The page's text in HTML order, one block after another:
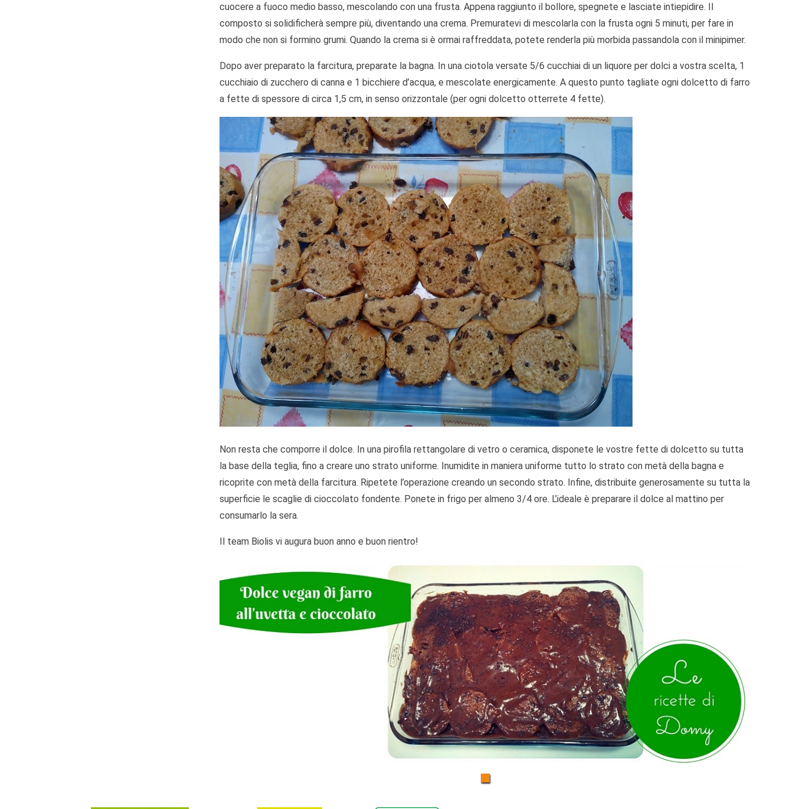
cuocere a fuoco medio basso, mescolando con una frusta. Appena raggiunto il bollore, spegnete e lasciate intiepidire. Il
composto si solidificherà sempre più, diventando una crema. Premuratevi di mescolarla con la frusta ogni 5 minuti, per fare in
modo che non si formino grumi. Quando la crema si è ormai raffreddata, potete renderla più morbida passandola con il minipimer.
Dopo aver preparato la farcitura, preparate la bagna. In una ciotola versate 5/6 cucchiai di un liquore per dolci a vostra scelta, 1
cucchiaio di zucchero di canna e 1 bicchiere d’acqua, e mescolate energicamente. A questo punto tagliate ogni dolcetto di farro
a fette di spessore di circa 1,5 cm, in senso orizzontale (per ogni dolcetto otterrete 4 fette).
Non resta che comporre il dolce. In una pirofila rettangolare di vetro o ceramica, disponete le vostre fette di dolcetto su tutta
la base della teglia, fino a creare uno strato uniforme. Inumidite in maniera uniforme tutto lo strato con metà della bagna e
ricoprite con metà della farcitura. Ripetete l’operazione creando un secondo strato. Infine, distribuite generosamente su tutta la
superficie le scaglie di cioccolato fondente. Ponete in frigo per almeno 3/4 ore. L’ideale è preparare il dolce al mattino per
consumarlo la sera.
Il team Biolis vi augura buon anno e buon rientro!